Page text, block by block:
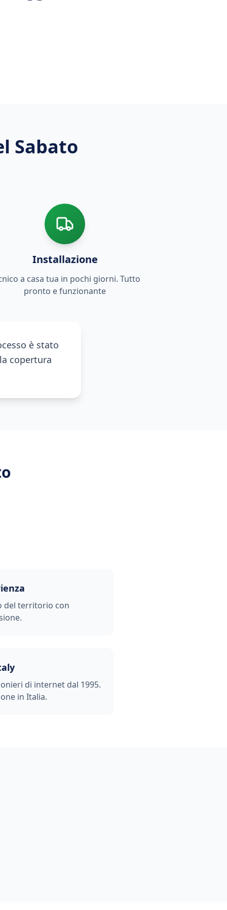
Sabato
Installazione
a casa tua in pochi giorni. Tutto
pronto e funzionante
è stato
copertura
del territorio con
di internet dal 1995.
in Italia.